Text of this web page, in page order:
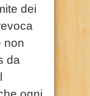
dei
non
da